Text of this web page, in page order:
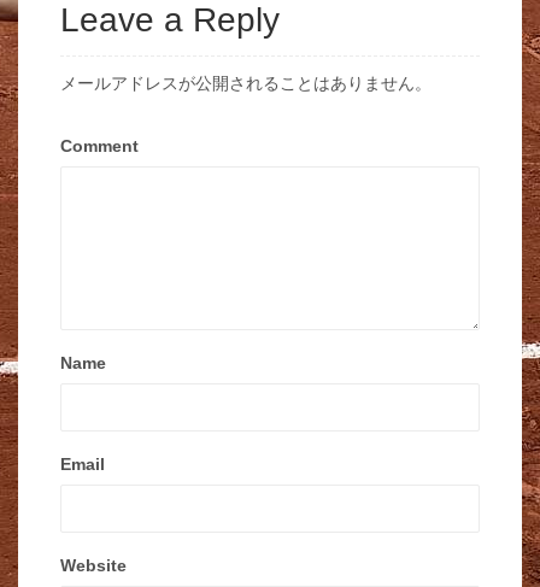
Leave a Reply
メールアドレスが公開されることはありません。
Comment
Name
Email
Website